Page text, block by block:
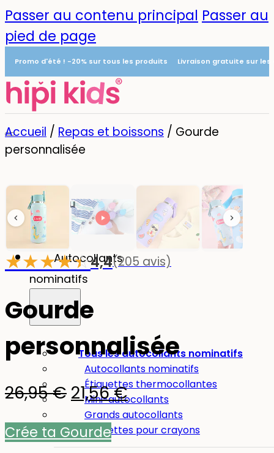
Passer au contenu principal Passer au
pied de page
Promo d'été ! -20% sur tous les produits Livraison gratuite sur
Menu
Autocollants
nominatifs
Tous les autocollants nominatifs
Autocollants nominatifs
Étiquettes thermocollantes
Mini-autocollants
Grands autocollants
Étiquettes pour crayons
0
Accueil / Repas et boissons / Gourde
personnalisée
-20% Populaire !
★★★★☆
★4,4(205 avis)
Gourde
personnalisée
26,95€ Le
prix
initial
21,56€Le
prix
actuel
Crée ta Gourde